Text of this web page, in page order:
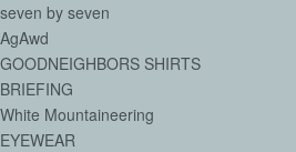
seven by seven
AgAwd
GOODNEIGHBORS SHIRTS
BRIEFING
White Mountaineering
EYEWEAR